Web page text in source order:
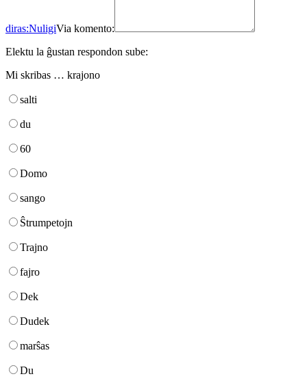
diras:NuligiVia komento:
Elektu la ĝustan respondon sube:
Mi skribas … krajono
salti
du
60
Domo
sango
Ŝtrumpetojn
Trajno
fajro
Dek
Dudek
marŝas
Du